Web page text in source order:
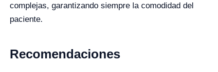
complejas, garantizando siempre la comodidad del
paciente.
Recomendaciones